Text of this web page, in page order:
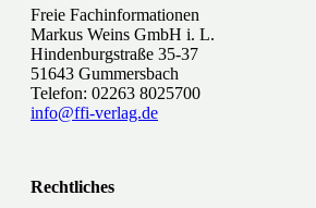
Freie Fachinformationen
Markus Weins GmbH i. L.
Hindenburgstraße 35-37
51643 Gummersbach
Telefon: 02263 8025700
info@ffi-verlag.de
Rechtliches